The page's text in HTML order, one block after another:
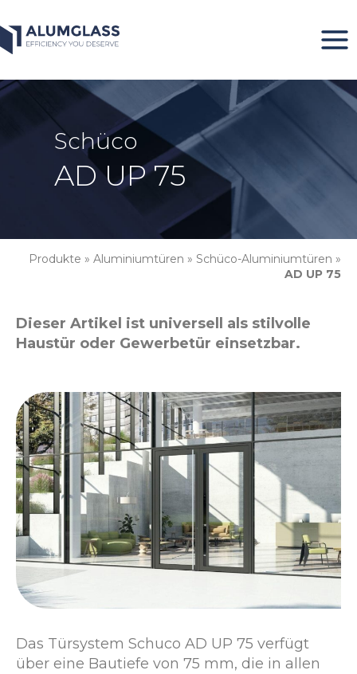
Inhalt
springen
Schüco
AD UP 75
Produkte » Aluminiumtüren » Schüco-Aluminiumtüren »
AD UP 75
Dieser Artikel ist universell als stilvolle
Haustür oder Gewerbetür einsetzbar.
Das Türsystem Schuco AD UP 75 verfügt
über eine Bautiefe von 75 mm, die in allen